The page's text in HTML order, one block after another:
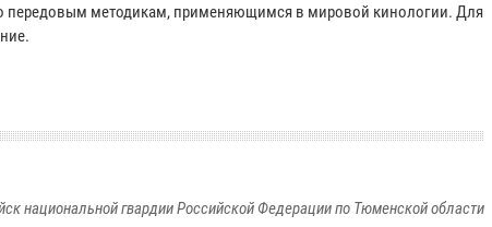
передовым методикам, применяющимся в мировой кинологии. Для
национальной гвардии Российской Федерации по Тюменской области